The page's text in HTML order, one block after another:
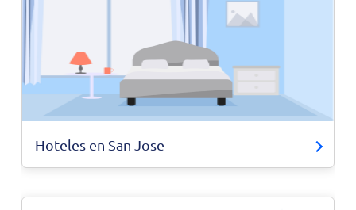
Hoteles en San Jose